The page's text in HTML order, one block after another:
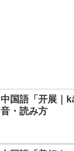
中国語「开展｜
音・読み方